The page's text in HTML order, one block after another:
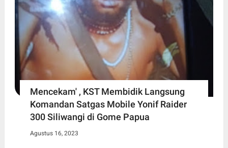
Mencekam' , KST Membidik Langsung
Komandan Satgas Mobile Yonif Raider
300 Siliwangi di Gome Papua
Agustus 16, 2023